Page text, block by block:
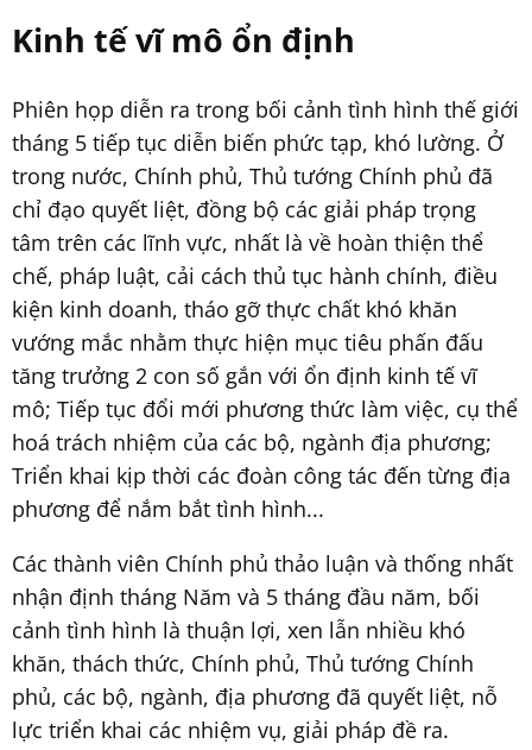
Kinh tế vĩ mô ổn định
Phiên họp diễn ra trong bối cảnh tình hình thế giới
tháng 5 tiếp tục diễn biến phức tạp, khó lường. Ở
trong nước, Chính phủ, Thủ tướng Chính phủ đã
chỉ đạo quyết liệt, đồng bộ các giải pháp trọng
tâm trên các lĩnh vực, nhất là về hoàn thiện thể
chế, pháp luật, cải cách thủ tục hành chính, điều
kiện kinh doanh, tháo gỡ thực chất khó khăn
vướng mắc nhằm thực hiện mục tiêu phấn đấu
tăng trưởng 2 con số gắn với ổn định kinh tế vĩ
mô; Tiếp tục đổi mới phương thức làm việc, cụ thể
hoá trách nhiệm của các bộ, ngành địa phương;
Triển khai kịp thời các đoàn công tác đến từng địa
phương để nắm bắt tình hình...
Các thành viên Chính phủ thảo luận và thống nhất
nhận định tháng Năm và 5 tháng đầu năm, bối
cảnh tình hình là thuận lợi, xen lẫn nhiều khó
khăn, thách thức, Chính phủ, Thủ tướng Chính
phủ, các bộ, ngành, địa phương đã quyết liệt, nỗ
lực triển khai các nhiệm vụ, giải pháp đề ra.